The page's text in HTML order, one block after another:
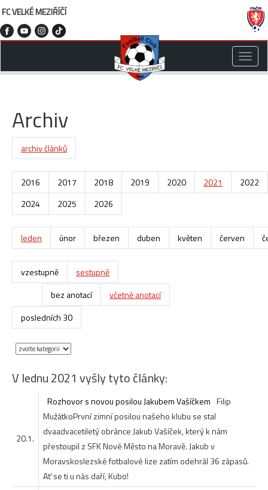
FC VELKÉ MEZIŘÍČÍ
Toggle
Archiv
archiv článků
2016 2017 2018 2019 2020 2021
2022
2024
2025 2026
leden únor březen duben květen červen
vzestupně
sestupně
bez anotací
včetně anotací
posledních 30
V lednu 2021 vyšly tyto články:
20.1.
Rozhovor s novou posilou Jakubem Vašíčkem Filip
MužátkoPrvní zimní posilou našeho klubu se stal
dvaadvacetiletý obránce Jakub Vašíček, který k nám
přestoupil z SFK Nové Město na Moravě. Jakub v
Moravskoslezské fotbalové lize zatím odehrál 36 zápasů.
Ať se ti u nás daří, Kubo! ​